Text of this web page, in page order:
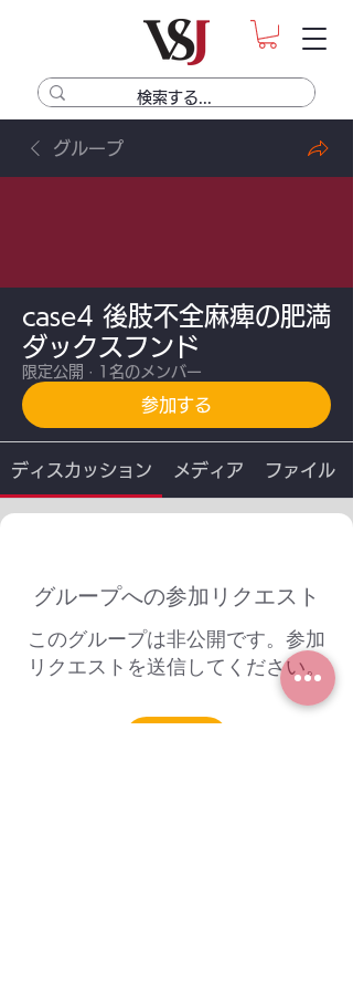
グループ
case4 後肢不全麻痺の肥満
ダックスフンド
限定公開 · 1名のメンバー
参加する
ディスカッション メディア ファイル
グループへの参加リクエスト
このグループは非公開です。参加
リクエストを送信してください。